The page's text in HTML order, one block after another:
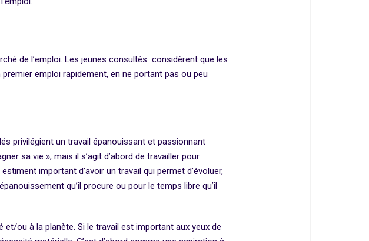
de l’emploi. Les jeunes consultés considèrent que les
emploi rapidement, en ne portant pas ou peu
privilégient un travail épanouissant et passionnant
sa vie », mais il s’agit d’abord de travailler pour
important d’avoir un travail qui permet d’évoluer,
qu’il procure ou pour le temps libre qu’il
ou à la planète. Si le travail est important aux yeux de